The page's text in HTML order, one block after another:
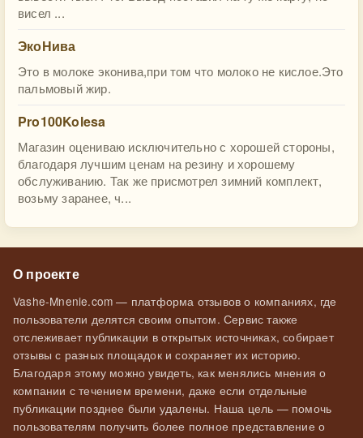
висел ...
ЭкоНива
Это в молоке эконива,при том что молоко не кислое.Это
пальмовый жир.
Pro100Kolesa
Магазин оцениваю исключительно с хорошей стороны,
благодаря лучшим ценам на резину и хорошему
обслуживанию. Так же присмотрел зимний комплект,
возьму заранее, ч...
О проекте
Vashe-Mnenie.com — платформа отзывов о компаниях, где
пользователи делятся своим опытом. Сервис также
отслеживает публикации в открытых источниках, собирает
отзывы с разных площадок и сохраняет их историю.
Благодаря этому можно увидеть, как менялись мнения о
компании с течением времени, даже если отдельные
публикации позднее были удалены. Наша цель — помочь
пользователям получить более полное представление о